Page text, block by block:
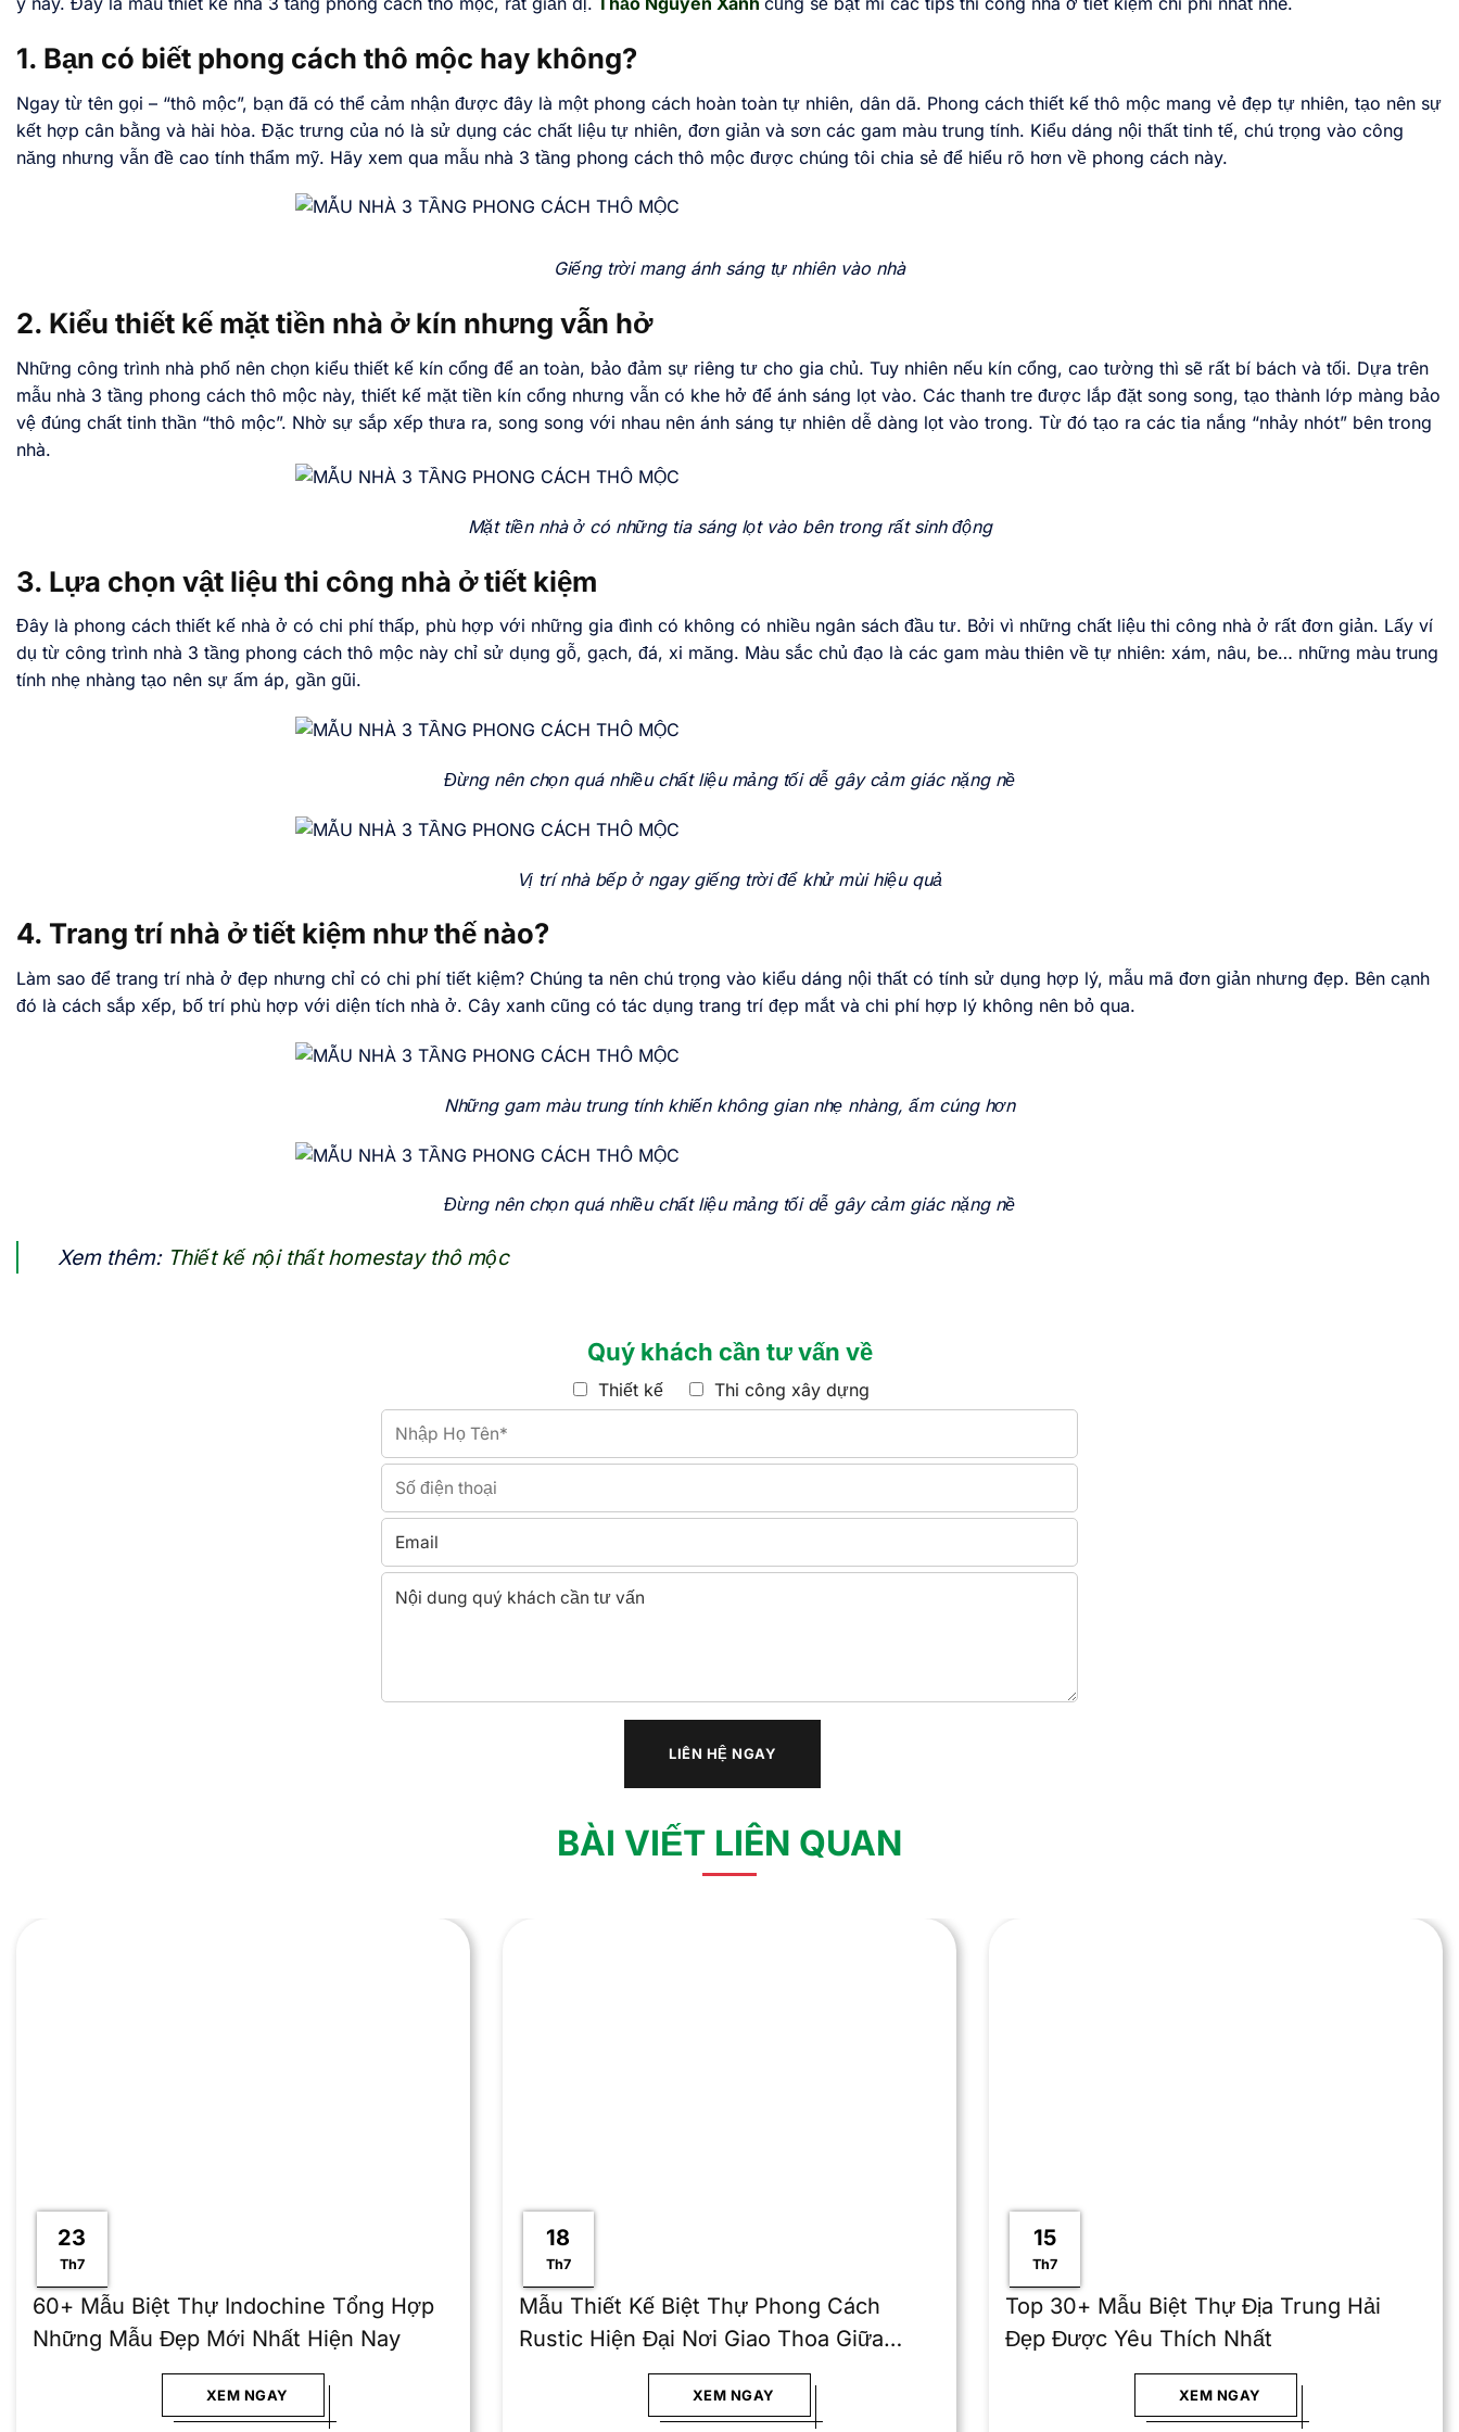
1. Bạn có biết phong cách thô mộc hay không?
Ngay từ tên gọi – “thô mộc”, bạn đã có thể cảm nhận được đây là một phong cách hoàn toàn tự nhiên, dân dã. Phong cách thiết kế thô mộc mang vẻ đẹp tự nhiên, tạo nên sự
kết hợp cân bằng và hài hòa. Đặc trưng của nó là sử dụng các chất liệu tự nhiên, đơn giản và sơn các gam màu trung tính. Kiểu dáng nội thất tinh tế, chú trọng vào công
năng nhưng vẫn đề cao tính thẩm mỹ. Hãy xem qua mẫu nhà 3 tầng phong cách thô mộc được chúng tôi chia sẻ để hiểu rõ hơn về phong cách này.
Giếng trời mang ánh sáng tự nhiên vào nhà
2. Kiểu thiết kế mặt tiền nhà ở kín nhưng vẫn hở
Những công trình nhà phố nên chọn kiểu thiết kế kín cổng để an toàn, bảo đảm sự riêng tư cho gia chủ. Tuy nhiên nếu kín cổng, cao tường thì sẽ rất bí bách và tối. Dựa trên
mẫu nhà 3 tầng phong cách thô mộc này, thiết kế mặt tiền kín cổng nhưng vẫn có khe hở để ánh sáng lọt vào. Các thanh tre được lắp đặt song song, tạo thành lớp màng bảo
vệ đúng chất tinh thần “thô mộc”. Nhờ sự sắp xếp thưa ra, song song với nhau nên ánh sáng tự nhiên dễ dàng lọt vào trong. Từ đó tạo ra các tia nắng “nhảy nhót” bên trong
nhà.
Mặt tiền nhà ở có những tia sáng lọt vào bên trong rất sinh động
3. Lựa chọn vật liệu thi công nhà ở tiết kiệm
Đây là phong cách thiết kế nhà ở có chi phí thấp, phù hợp với những gia đình có không có nhiều ngân sách đầu tư. Bởi vì những chất liệu thi công nhà ở rất đơn giản. Lấy ví
dụ từ công trình nhà 3 tầng phong cách thô mộc này chỉ sử dụng gỗ, gạch, đá, xi măng. Màu sắc chủ đạo là các gam màu thiên về tự nhiên: xám, nâu, be… những màu trung
tính nhẹ nhàng tạo nên sự ấm áp, gần gũi.
Đừng nên chọn quá nhiều chất liệu mảng tối dễ gây cảm giác nặng nề
Vị trí nhà bếp ở ngay giếng trời để khử mùi hiệu quả
4. Trang trí nhà ở tiết kiệm như thế nào?
Làm sao để trang trí nhà ở đẹp nhưng chỉ có chi phí tiết kiệm? Chúng ta nên chú trọng vào kiểu dáng nội thất có tính sử dụng hợp lý, mẫu mã đơn giản nhưng đẹp. Bên cạnh
đó là cách sắp xếp, bố trí phù hợp với diện tích nhà ở. Cây xanh cũng có tác dụng trang trí đẹp mắt và chi phí hợp lý không nên bỏ qua.
Những gam màu trung tính khiến không gian nhẹ nhàng, ấm cúng hơn
Đừng nên chọn quá nhiều chất liệu mảng tối dễ gây cảm giác nặng nề
Xem thêm: Thiết kế nội thất homestay thô mộc
Quý khách cần tư vấn về
Thiết kế Thi công xây dựng
BÀI VIẾT LIÊN QUAN
60+ Mẫu Biệt Thự Indochine Tổng Hợp
Những Mẫu Đẹp Mới Nhất Hiện Nay
XEM NGAY
23
Th7
Mẫu Thiết Kế Biệt Thự Phong Cách
Rustic Hiện Đại Nơi Giao Thoa Giữa
Thiên Nhiên Và Hiện Đại
XEM NGAY
18
Th7
Top 30+ Mẫu Biệt Thự Địa Trung Hải
Đẹp Được Yêu Thích Nhất
XEM NGAY
15
Th7